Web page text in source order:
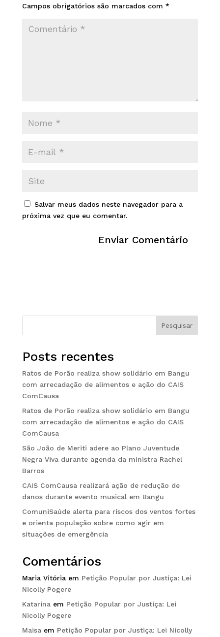
Campos obrigatórios são marcados com *
Salvar meus dados neste navegador para a
próxima vez que eu comentar.
Pesquisar
Posts recentes
Ratos de Porão realiza show solidário em Bangu
com arrecadação de alimentos e ação do CAIS
ComCausa
Ratos de Porão realiza show solidário em Bangu
com arrecadação de alimentos e ação do CAIS
ComCausa
São João de Meriti adere ao Plano Juventude
Negra Viva durante agenda da ministra Rachel
Barros
CAIS ComCausa realizará ação de redução de
danos durante evento musical em Bangu
ComuniSaúde alerta para riscos dos ventos fortes
e orienta população sobre como agir em
situações de emergência
Comentários
Maria Vitóriaem Petição Popular por Justiça: Lei
Nicolly Pogere
Katarinaem Petição Popular por Justiça: Lei
Nicolly Pogere
Maisaem Petição Popular por Justiça: Lei Nicolly